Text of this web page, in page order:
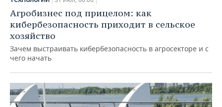
Агробизнес под прицелом: как
кибербезопасность приходит в сельское
хозяйство
Зачем выстраивать кибербезопасность в агросекторе и с
чего начать